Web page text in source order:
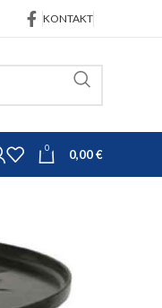
KONTAKT
0 0,00€